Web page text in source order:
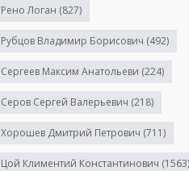
Рено Логан (827)
Рубцов Владимир Борисович (492)
Сергеев Максим Анатольеви (224)
Серов Сергей Валерьевич (218)
Хорошев Дмитрий Петрович (711)
Цой Климентий Константинович (1563)